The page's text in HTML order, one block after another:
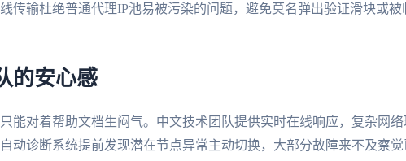
传输杜绝普通代理IP池易被污染的问题，避免莫名弹出验证滑块或被
的安心感
能对着帮助文档生闷气。中文技术团队提供实时在线响应，复杂网络
动诊断系统提前发现潜在节点异常主动切换，大部分故障来不及察